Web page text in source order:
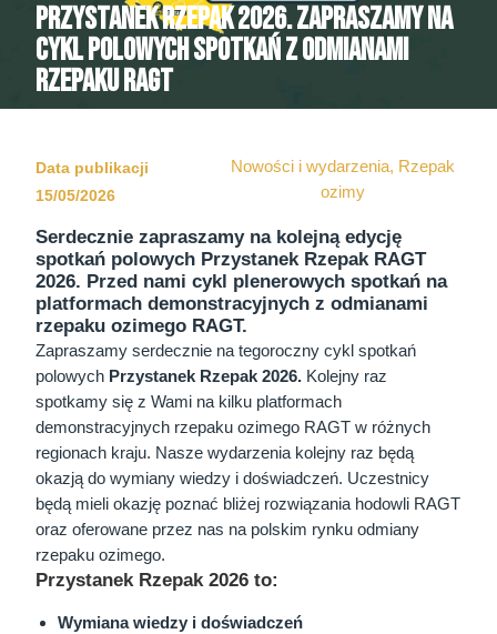
Przystanek Rzepak 2026. Zapraszamy na
cykl polowych spotkań z odmianami
rzepaku RAGT
Data publikacji
15/05/2026
Nowości i wydarzenia, Rzepak
ozimy
Serdecznie zapraszamy na kolejną edycję
spotkań polowych Przystanek Rzepak RAGT
2026. Przed nami cykl plenerowych spotkań na
platformach demonstracyjnych z odmianami
rzepaku ozimego RAGT.
Zapraszamy serdecznie na tegoroczny cykl spotkań
polowych Przystanek Rzepak 2026. Kolejny raz
spotkamy się z Wami na kilku platformach
demonstracyjnych rzepaku ozimego RAGT w różnych
regionach kraju. Nasze wydarzenia kolejny raz będą
okazją do wymiany wiedzy i doświadczeń. Uczestnicy
będą mieli okazję poznać bliżej rozwiązania hodowli RAGT
oraz oferowane przez nas na polskim rynku odmiany
rzepaku ozimego.
Przystanek Rzepak 2026 to:
Wymiana wiedzy i doświadczeń